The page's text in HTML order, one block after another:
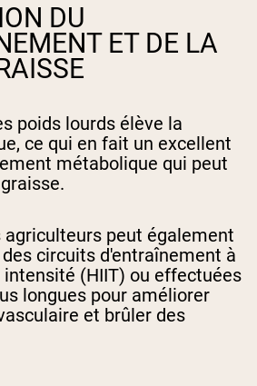
DU
ET DE LA
poids lourds élève la
ce qui en fait un excellent
métabolique qui peut
agriculteurs peut également
circuits d'entraînement à
(HIIT) ou effectuées
longues pour améliorer
et brûler des